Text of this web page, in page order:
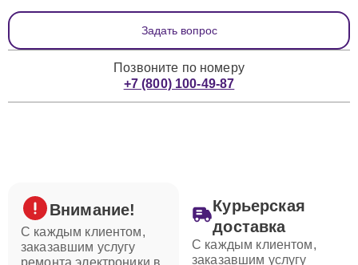
Задать вопрос
Позвоните по номеру
+7 (800) 100-49-87
Внимание!
С каждым клиентом,
заказавшим услугу
ремонта электроники в
Курьерская
доставка
С каждым клиентом,
заказавшим услугу